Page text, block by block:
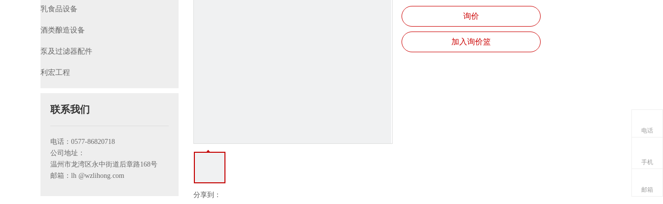
乳食品设备
酒类酿造设备
泵及过滤器配件
利宏工程
联系我们
电话：0577-86820718
公司地址：
温州市龙湾区永中街道后章路168号
邮箱：lh @wzlihong.com
分享到：
询价
加入询价篮
电话
手机
邮箱